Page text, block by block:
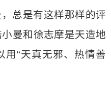
总是有这样那样的评
曼和徐志摩是天造地
用“天真无邪、热情善